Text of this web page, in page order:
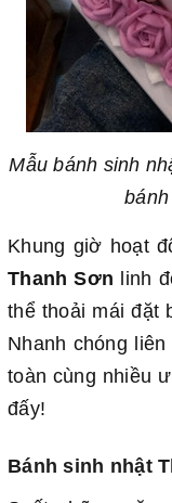
Mẫu bánh sinh
Khung giờ hoạt
Thanh Sơn linh
thể thoải mái đặt
Nhanh chóng
toàn cùng nhiều
đấy!
Bánh sinh nhật